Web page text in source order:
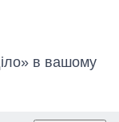
в вашому